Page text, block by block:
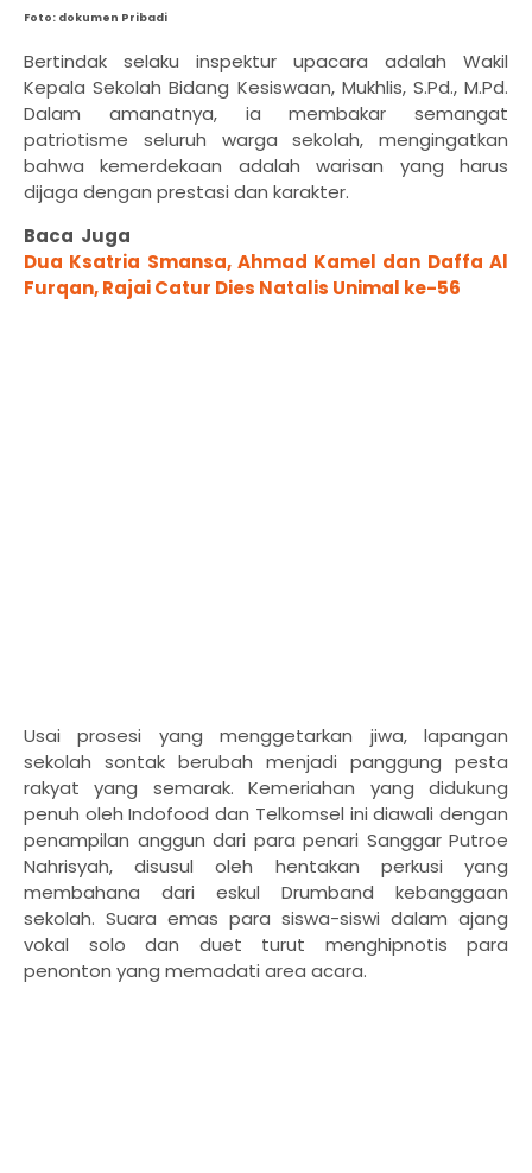
Foto: dokumen Pribadi
Bertindak selaku inspektur upacara adalah Wakil
Kepala Sekolah Bidang Kesiswaan, Mukhlis, S.Pd., M.Pd.
Dalam amanatnya, ia membakar semangat
patriotisme seluruh warga sekolah, mengingatkan
bahwa kemerdekaan adalah warisan yang harus
dijaga dengan prestasi dan karakter.
Baca Juga
Dua Ksatria Smansa, Ahmad Kamel dan Daffa Al
Furqan, Rajai Catur Dies Natalis Unimal ke-56
Usai prosesi yang menggetarkan jiwa, lapangan
sekolah sontak berubah menjadi panggung pesta
rakyat yang semarak. Kemeriahan yang didukung
penuh oleh Indofood dan Telkomsel ini diawali dengan
penampilan anggun dari para penari Sanggar Putroe
Nahrisyah, disusul oleh hentakan perkusi yang
membahana dari eskul Drumband kebanggaan
sekolah. Suara emas para siswa-siswi dalam ajang
vokal solo dan duet turut menghipnotis para
penonton yang memadati area acara.